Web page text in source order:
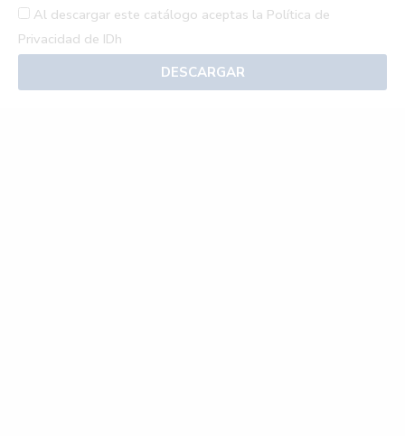
Al descargar este catálogo aceptas la Política de
Privacidad de IDh
DESCARGAR